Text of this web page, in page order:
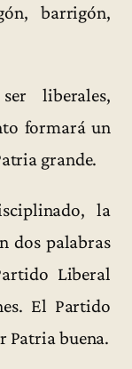
barrigón,
liberales,
formará un
grande.
la
dos palabras
Liberal
El Partido
Patria buena.